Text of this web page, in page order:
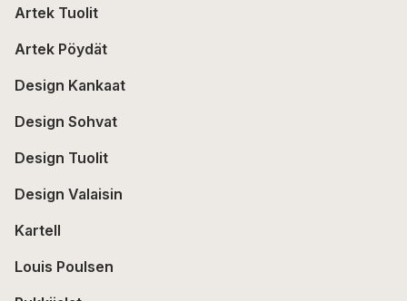
Artek Tuolit
Artek Pöydät
Design Kankaat
Design Sohvat
Design Tuolit
Design Valaisin
Kartell
Louis Poulsen